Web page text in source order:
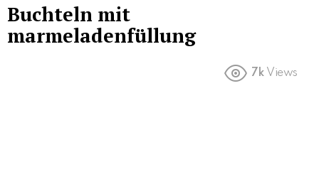
Buchteln mit
marmeladenfüllung
7k Views